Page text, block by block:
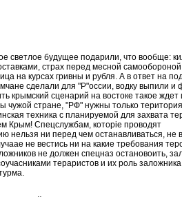
светлое будущее подарили, что вообще:
страх перед месной
на курсах гривны и рубля. А в ответ на
сделали для "Р"оссии, водку выпили и
крымский сценарий на востоке такое ждет
чужой стране, "РФ" нужны только
техника с планируемой для захвата
Крым! Спецслужбам, которіе проводят
нельзя ни перед чем останавливаться, не
не вестись ни на какие требования
не должен спецназ остановоить,
тераристов и их роль